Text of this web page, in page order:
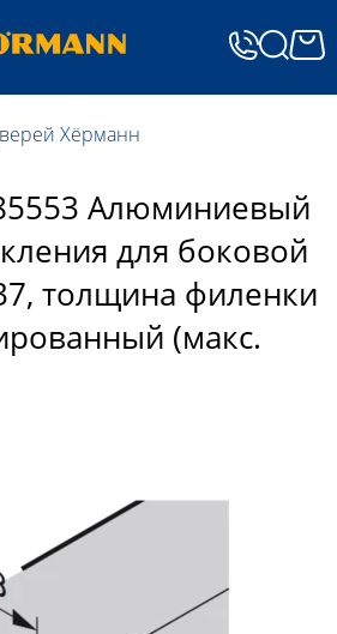
Хёрманн
Алюминиевый
для боковой
толщина филенки
(макс.